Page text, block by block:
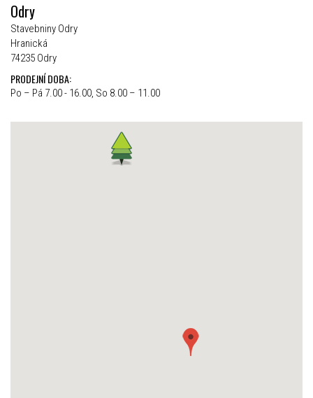
Odry
Stavebniny Odry
Hranická
74235 Odry
PRODEJNÍ DOBA:
Po – Pá 7.00 - 16.00, So 8.00 – 11.00